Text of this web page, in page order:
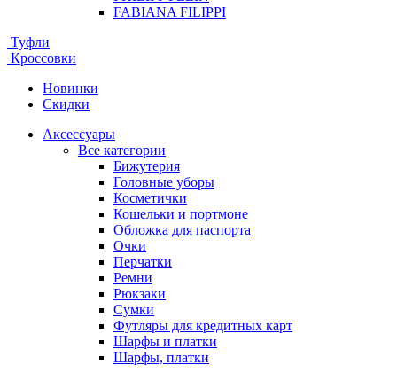
FABIANA FILIPPI
Туфли
Кроссовки
Новинки
Скидки
Аксессуары
Все категории
Бижутерия
Головные уборы
Косметички
Кошельки и портмоне
Обложка для паспорта
Очки
Перчатки
Ремни
Рюкзаки
Сумки
Футляры для кредитных карт
Шарфы и платки
Шарфы, платки